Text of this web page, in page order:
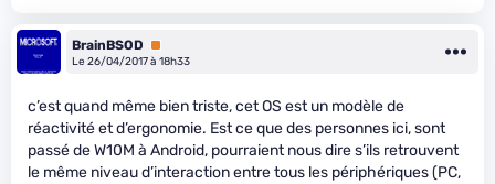
BrainBSOD
Premium
Le 26/04/2017 à 18h33
c’est quand même bien triste, cet OS est un modèle de
réactivité et d’ergonomie. Est ce que des personnes ici, sont
passé de W10M à Android, pourraient nous dire s’ils retrouvent
le même niveau d’interaction entre tous les périphériques (PC,